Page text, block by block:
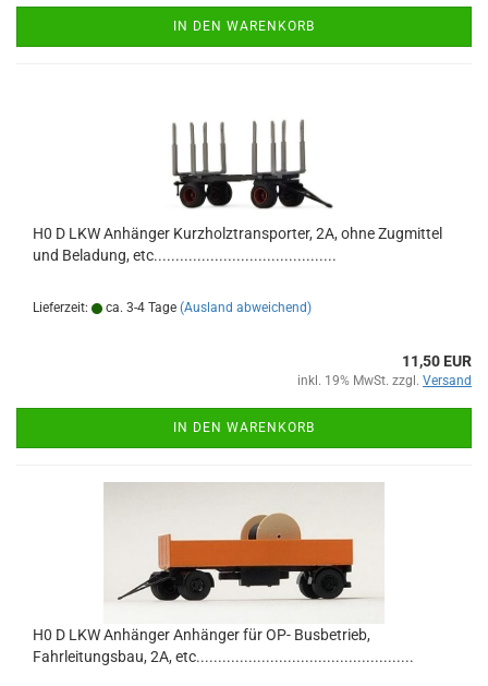
IN DEN WARENKORB
H0 D LKW Anhänger Kurzholztransporter, 2A, ohne Zugmittel
und Beladung, etc..........................................
Lieferzeit: ca. 3-4 Tage (Ausland abweichend)
11,50 EUR
inkl. 19% MwSt. zzgl. Versand
IN DEN WARENKORB
H0 D LKW Anhänger Anhänger für OP- Busbetrieb,
Fahrleitungsbau, 2A, etc..................................................